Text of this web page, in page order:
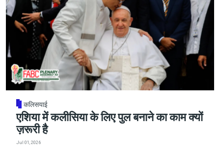
कलिसयाई
एशिया में कलीसिया के लिए पुल बनाने का काम क्यों
ज़रूरी है
Jul 01, 2026